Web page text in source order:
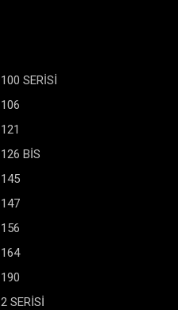
100 SERİSİ
106
121
126 BİS
145
147
156
164
190
2 SERİSİ